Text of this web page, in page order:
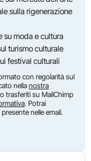
sulla rigenerazione
su moda e cultura
turismo culturale
festival culturali
con regolarità sul
nella nostra
trasferiti su MailChimp
. Potrai
nelle email.